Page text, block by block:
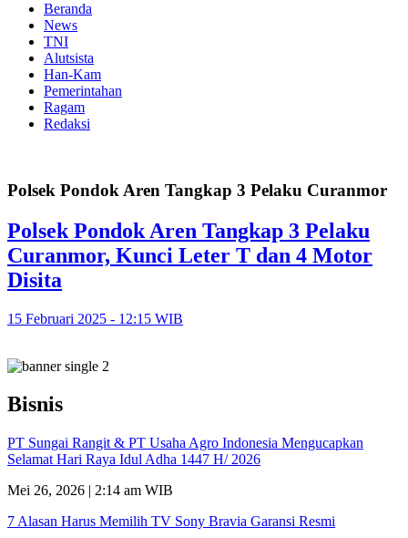
Beranda
News
TNI
Alutsista
Han-Kam
Pemerintahan
Ragam
Redaksi
Polsek Pondok Aren Tangkap 3 Pelaku Curanmor
Polsek Pondok Aren Tangkap 3 Pelaku
Curanmor, Kunci Leter T dan 4 Motor
Disita
15 Februari 2025 - 12:15 WIB
Bisnis
PT Sungai Rangit & PT Usaha Agro Indonesia Mengucapkan
Selamat Hari Raya Idul Adha 1447 H/ 2026
Mei 26, 2026 | 2:14 am WIB
7 Alasan Harus Memilih TV Sony Bravia Garansi Resmi